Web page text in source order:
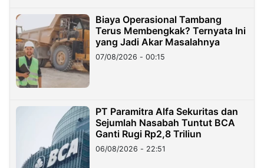
Biaya Operasional Tambang
Terus Membengkak? Ternyata Ini
yang Jadi Akar Masalahnya
07/08/2026 - 00:15
PT Paramitra Alfa Sekuritas dan
Sejumlah Nasabah Tuntut BCA
Ganti Rugi Rp2,8 Triliun
06/08/2026 - 22:51